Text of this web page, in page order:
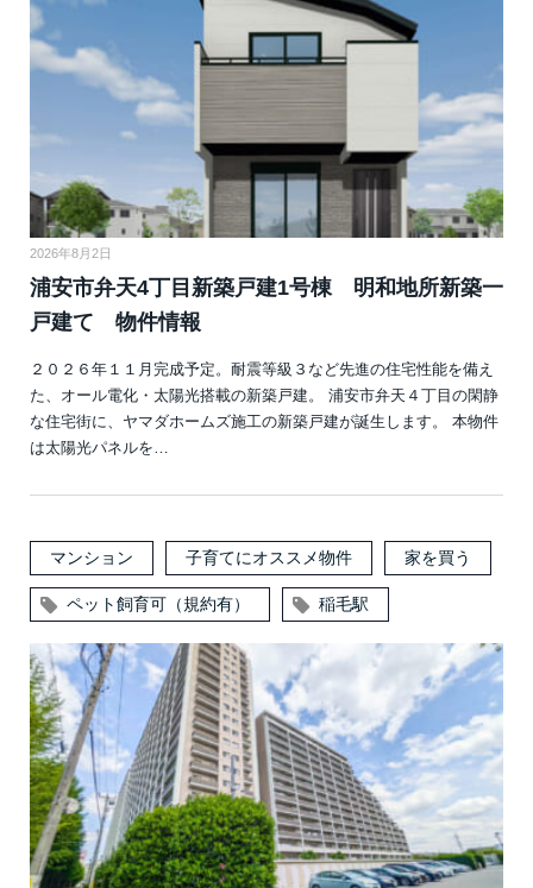
2026年8月2日
浦安市弁天4丁目新築戸建1号棟 明和地所新築一
戸建て 物件情報
２０２６年１１月完成予定。耐震等級３など先進の住宅性能を備え
た、オール電化・太陽光搭載の新築戸建。 浦安市弁天４丁目の閑静
な住宅街に、ヤマダホームズ施工の新築戸建が誕生します。 本物件
は太陽光パネルを…
マンション 子育てにオススメ物件 家を買う
ペット飼育可（規約有） 稲毛駅